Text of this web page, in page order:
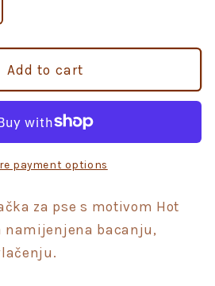
Add to cart
payment options
za pse s motivom Hot
namijenjena bacanju,